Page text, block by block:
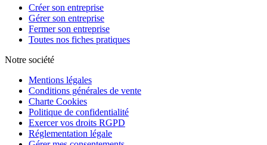
Créer son entreprise
Gérer son entreprise
Fermer son entreprise
Toutes nos fiches pratiques
Notre société
Mentions légales
Conditions générales de vente
Charte Cookies
Politique de confidentialité
Exercer vos droits RGPD
Réglementation légale